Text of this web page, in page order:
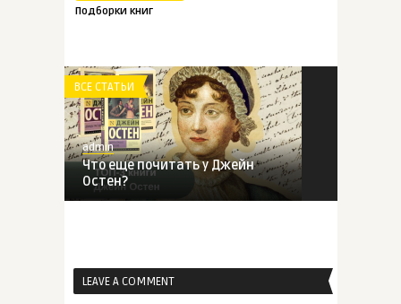
Подборки книг
ВСЕ СТАТЬИ
admin
Что еще почитать у Джейн
Остен?
admin
LEAVE A COMMENT